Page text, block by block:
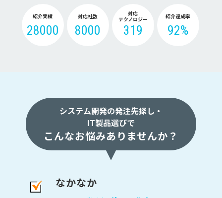
紹介実績
28000
対応社数
8000
対応
テクノロジー
319
紹介達成率
92%
システム開発の発注先探し・
IT製品選びで
こんなお悩みありませんか？
なかなか